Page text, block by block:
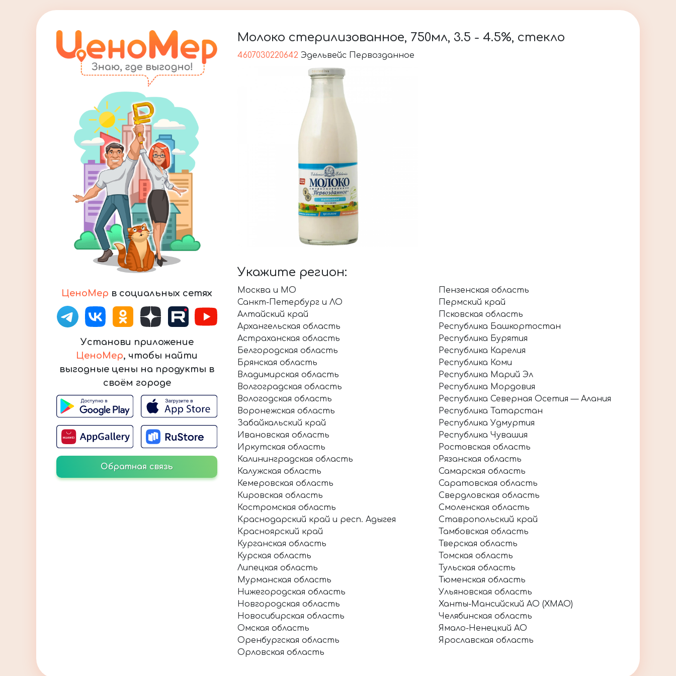
ЦеноМер в социальных сетях
Установи приложение
ЦеноМер, чтобы найти
выгодные цены на продукты в
своём городе
Обратная связь
Молоко стерилизованное, 750мл, 3.5 - 4.5%, стекло
4607030220642 Эдельвейс Первозданное
Укажите регион:
Москва и МО
Санкт-Петербург и ЛО
Алтайский край
Архангельская область
Астраханская область
Белгородская область
Брянская область
Владимирская область
Волгоградская область
Вологодская область
Воронежская область
Забайкальский край
Ивановская область
Иркутская область
Калининградская область
Калужская область
Кемеровская область
Кировская область
Костромская область
Краснодарский край и респ. Адыгея
Красноярский край
Курганская область
Курская область
Липецкая область
Мурманская область
Нижегородская область
Новгородская область
Новосибирская область
Омская область
Оренбургская область
Орловская область
Пензенская область
Пермский край
Псковская область
Республика Башкортостан
Республика Бурятия
Республика Карелия
Республика Коми
Республика Марий Эл
Республика Мордовия
Республика Северная Осетия — Алания
Республика Татарстан
Республика Удмуртия
Республика Чувашия
Ростовская область
Рязанская область
Самарская область
Саратовская область
Свердловская область
Смоленская область
Ставропольский край
Тамбовская область
Тверская область
Томская область
Тульская область
Тюменская область
Ульяновская область
Ханты-Мансийский АО (ХМАО)
Челябинская область
Ямало-Ненецкий АО
Ярославская область